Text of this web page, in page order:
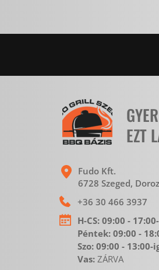
EZT
Fudo Kft.
6728 Szeged,
+36 30 466 3937
H-CS: 09:00 -
Péntek: 09:00 -
Szo: 09:00 - 13:00-
Vas: ZÁRVA